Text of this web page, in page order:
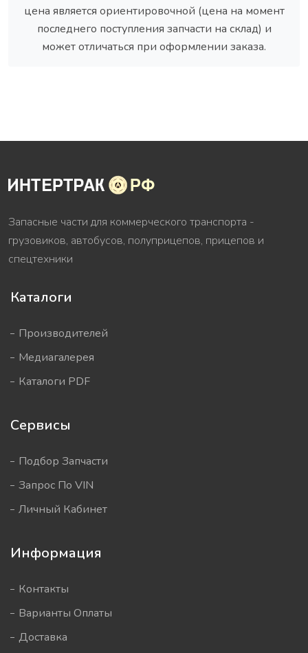
цена является ориентировочной (цена на момент
последнего поступления запчасти на склад) и
может отличаться при оформлении заказа.
Запасные части для коммерческого транспорта -
грузовиков, автобусов, полуприцепов, прицепов и
спецтехники
Каталоги
Производителей
Медиагалерея
Каталоги PDF
Сервисы
Подбор Запчасти
Запрос По VIN
Личный Кабинет
Информация
Контакты
Варианты Оплаты
Доставка